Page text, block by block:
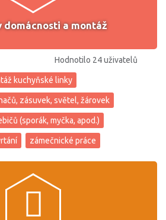
domácnosti a montáž
Hodnotilo 24 uživatelů
kuchyňské linky
zásuvek, světel, žárovek
(sporák, myčka, apod.)
zámečnické práce